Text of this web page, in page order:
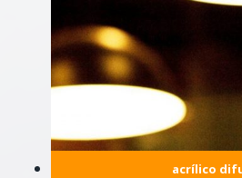
acrílico